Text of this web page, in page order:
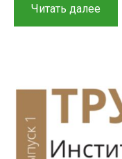
Читать далее